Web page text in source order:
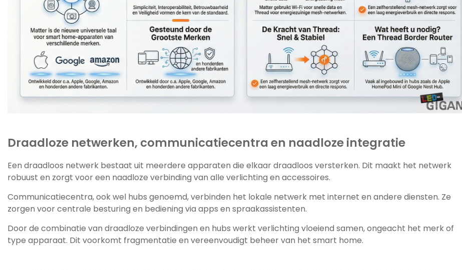
Draadloze netwerken, communicatiecentra en naadloze integratie
Een draadloos netwerk bestaat uit meerdere apparaten die elkaar draadloos versterken. Dit maakt het netwerk
robuust en zorgt voor een naadloze verbinding van alle verlichting en accessoires.
Communicatiecentra, ook wel hubs genoemd, verbinden het lokale netwerk met internet en andere diensten. Ze
zorgen voor centrale besturing en bediening via apps en spraakassistenten.
Door de combinatie van draadloze verbindingen en hubs werkt verlichting vloeiend samen, ongeacht het merk of
type apparaat. Dit voorkomt fragmentatie en vereenvoudigt beheer van het smart home.